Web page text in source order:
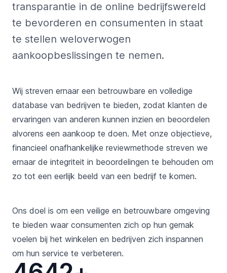
transparantie in de online bedrijfswereld
te bevorderen en consumenten in staat
te stellen weloverwogen
aankoopbeslissingen te nemen.
Wij streven ernaar een betrouwbare en volledige
database van bedrijven te bieden, zodat klanten de
ervaringen van anderen kunnen inzien en beoordelen
alvorens een aankoop te doen. Met onze objectieve,
financieel onafhankelijke reviewmethode streven we
ernaar de integriteit in beoordelingen te behouden om
zo tot een eerlijk beeld van een bedrijf te komen.
Ons doel is om een veilige en betrouwbare omgeving
te bieden waar consumenten zich op hun gemak
voelen bij het winkelen en bedrijven zich inspannen
om hun service te verbeteren.